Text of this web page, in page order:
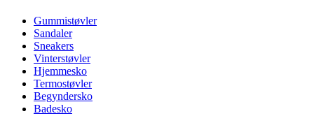
Gummistøvler
Sandaler
Sneakers
Vinterstøvler
Hjemmesko
Termostøvler
Begyndersko
Badesko